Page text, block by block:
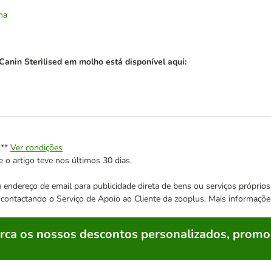
Sterilised em molho está disponível aqui:
Ver condições
o artigo teve nos últimos 30 dias.
de email para publicidade direta de bens ou serviços
o Serviço de Apoio ao Cliente da zooplus. Mais
os nossos descontos personalizados,